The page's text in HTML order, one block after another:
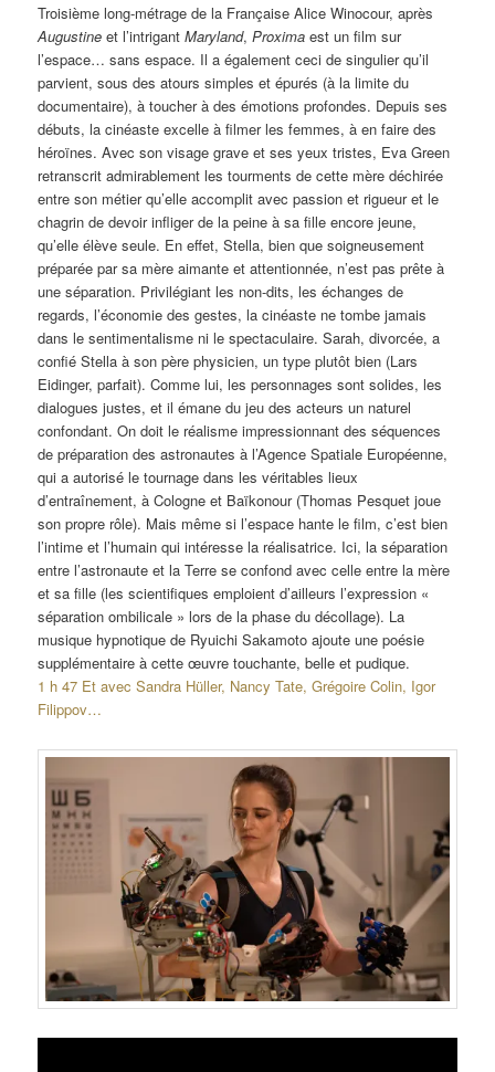
Troisième long-métrage de la Française Alice Winocour, après
Augustine et l’intrigantMaryland,Proxima est un film sur
l’espace… sans espace. Il a également ceci de singulier qu’il
parvient, sous des atours simples et épurés (à la limite du
documentaire), à toucher à des émotions profondes. Depuis ses
débuts, la cinéaste excelle à filmer les femmes, à en faire des
héroïnes. Avec son visage grave et ses yeux tristes, Eva Green
retranscrit admirablement les tourments de cette mère déchirée
entre son métier qu’elle accomplit avec passion et rigueur et le
chagrin de devoir infliger de la peine à sa fille encore jeune,
qu’elle élève seule. En effet, Stella, bien que soigneusement
préparée par sa mère aimante et attentionnée, n’est pas prête à
une séparation. Privilégiant les non-dits, les échanges de
regards, l’économie des gestes, la cinéaste ne tombe jamais
dans le sentimentalisme ni le spectaculaire. Sarah, divorcée, a
confié Stella à son père physicien, un type plutôt bien (Lars
Eidinger, parfait). Comme lui, les personnages sont solides, les
dialogues justes, et il émane du jeu des acteurs un naturel
confondant. On doit le réalisme impressionnant des séquences
de préparation des astronautes à l’Agence Spatiale Européenne,
qui a autorisé le tournage dans les véritables lieux
d’entraînement, à Cologne et Baïkonour (Thomas Pesquet joue
son propre rôle). Mais même si l’espace hante le film, c’est bien
l’intime et l’humain qui intéresse la réalisatrice. Ici, la séparation
entre l’astronaute et la Terre se confond avec celle entre la mère
et sa fille (les scientifiques emploient d’ailleurs l’expression «
séparation ombilicale » lors de la phase du décollage). La
musique hypnotique de Ryuichi Sakamoto ajoute une poésie
supplémentaire à cette œuvre touchante, belle et pudique.
1 h 47 Et avec Sandra Hüller, Nancy Tate, Grégoire Colin, Igor
Filippov…